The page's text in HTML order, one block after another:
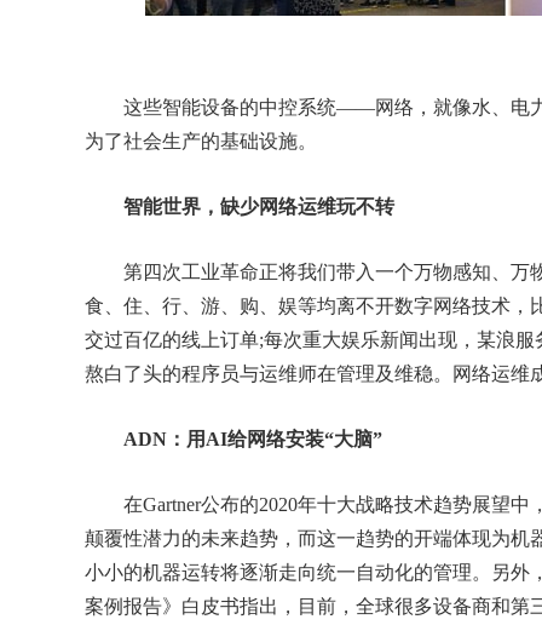
这些智能设备的中控系统——网络，就像水、电力
为了社会生产的基础设施。
智能世界，缺少网络运维玩不转
第四次工业革命正将我们带入一个万物感知、万
食、住、行、游、购、娱等均离不开数字网络技术
交过百亿的线上订单;每次重大娱乐新闻出现，某浪
熬白了头的程序员与运维师在管理及维稳。网络运维
ADN：用AI给网络安装“大脑”
在Gartner公布的2020年十大战略技术趋势展望中
颠覆性潜力的未来趋势，而这一趋势的开端体现为机
小小的机器运转将逐渐走向统一自动化的管理。另
案例报告》白皮书指出，目前，全球很多设备商和